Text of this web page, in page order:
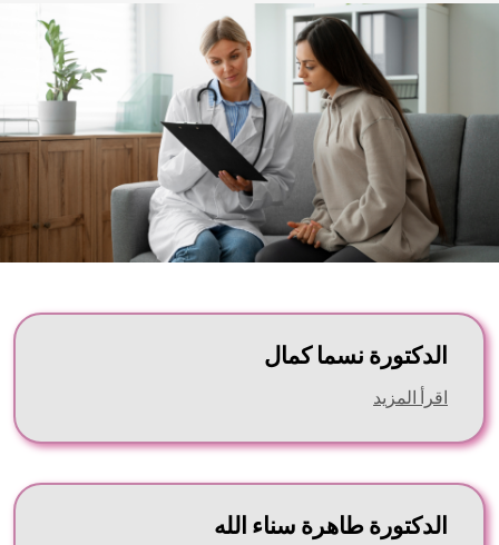
الدكتورة نسما كمال
اقرأ المزيد
الدكتورة طاهرة سناء الله